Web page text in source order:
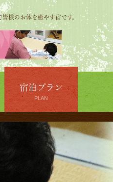
様のお体を癒やす宿です。
宿泊プラン